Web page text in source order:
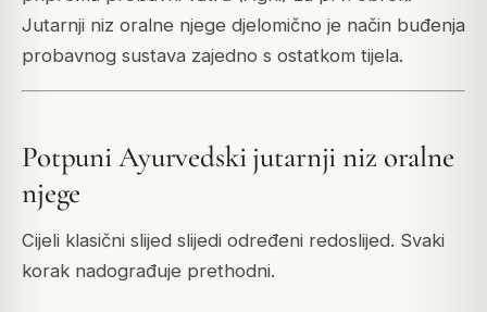
Jutarnji niz oralne njege djelomično je način buđenja
probavnog sustava zajedno s ostatkom tijela.
Potpuni Ayurvedski jutarnji niz oralne
njege
Cijeli klasični slijed slijedi određeni redoslijed. Svaki
korak nadograđuje prethodni.